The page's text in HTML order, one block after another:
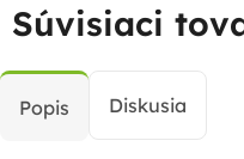
Súvisiaci
Popis Diskusia